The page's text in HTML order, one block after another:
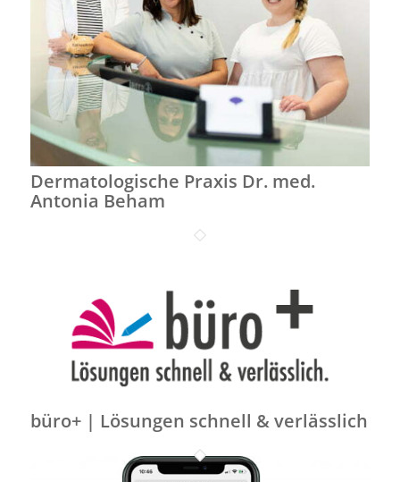
Dermatologische Praxis Dr. med.
Antonia Beham
büro+ | Lösungen schnell & verlässlich